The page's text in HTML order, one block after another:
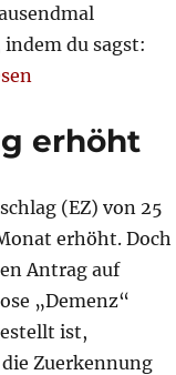
du sagst:
für Eltern“
erhöht
(EZ) von 25
erhöht. Doch
Antrag auf
„Demenz“
ist,
Zuerkennung